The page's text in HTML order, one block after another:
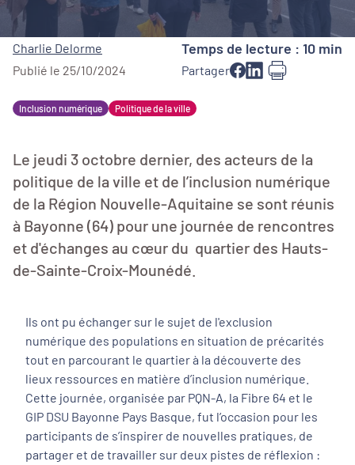
Charlie Delorme
Publié le 25/10/2024
Temps de lecture : 10 min
Partager
Inclusion numérique Politique de la ville
Le jeudi 3 octobre dernier, des acteurs de la
politique de la ville et de l’inclusion numérique
de la Région Nouvelle-Aquitaine se sont réunis
à Bayonne (64) pour une journée de rencontres
et d'échanges au cœur du quartier des Hauts-
de-Sainte-Croix-Mounédé.
Ils ont pu échanger sur le sujet de l'exclusion
numérique des populations en situation de précarités
tout en parcourant le quartier à la découverte des
lieux ressources en matière d’inclusion numérique.
Cette journée, organisée par PQN-A, la Fibre 64 et le
GIP DSU Bayonne Pays Basque, fut l’occasion pour les
participants de s’inspirer de nouvelles pratiques, de
partager et de travailler sur deux pistes de réflexion :